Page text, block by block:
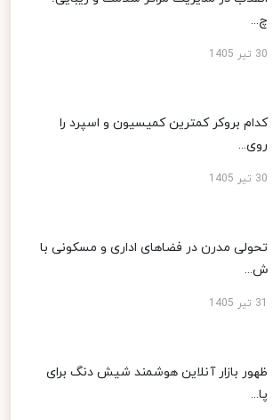
چ...
30 تیر 1405
کدام بروکر کمترین کمیسیون و اسپرد را
روی...
30 تیر 1405
تحولی مدرن در فضاهای اداری و مسکونی با
ش...
ظهور بازار آنلاین هوشمند شیش دنگ برای
پا...